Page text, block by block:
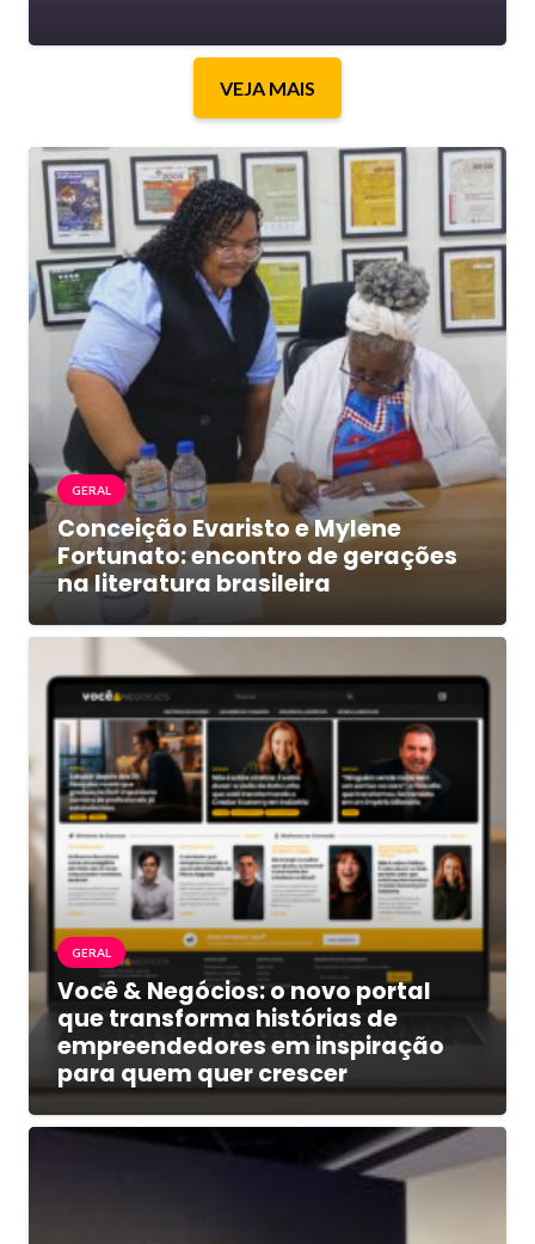
VEJA MAIS
GERAL
Conceição Evaristo e Mylene
Fortunato: encontro de gerações
na literatura brasileira
GERAL
Você & Negócios: o novo portal
que transforma histórias de
empreendedores em inspiração
para quem quer crescer